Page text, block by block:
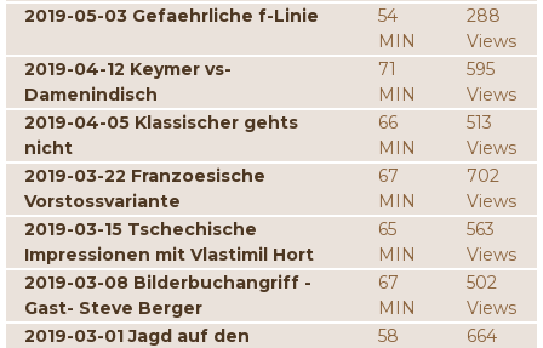
2019-05-03 Gefaehrliche f-Linie
54
MIN
288
Views
2019-04-12 Keymer vs-
Damenindisch
71
MIN
595
Views
2019-04-05 Klassischer gehts
nicht
66
MIN
513
Views
2019-03-22 Franzoesische
Vorstossvariante
67
MIN
702
Views
2019-03-15 Tschechische
Impressionen mit Vlastimil Hort
65
MIN
563
Views
2019-03-08 Bilderbuchangriff -
Gast- Steve Berger
67
MIN
502
Views
2019-03-01 Jagd auf den
58
664